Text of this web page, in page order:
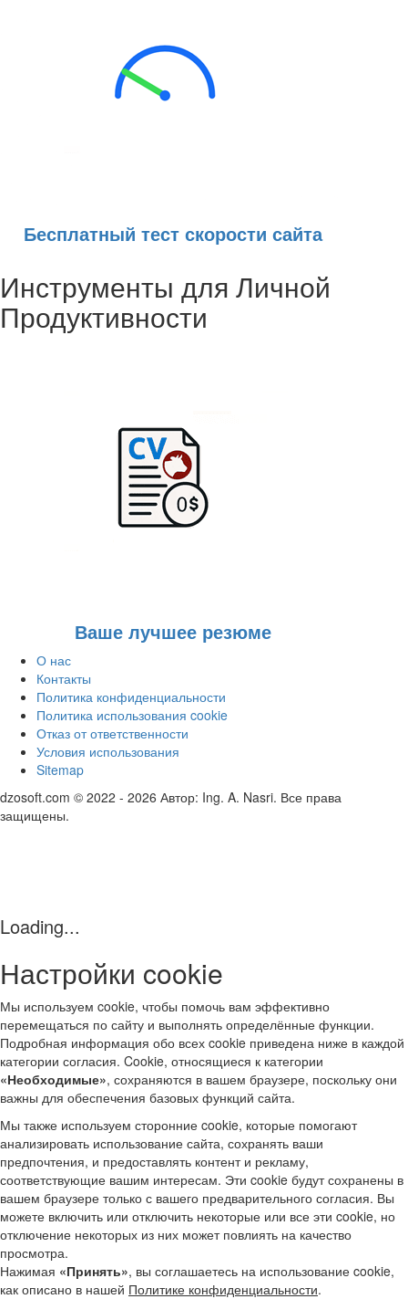
Бесплатный тест скорости сайта
Инструменты для Личной
Продуктивности
Ваше лучшее резюме
О нас
Контакты
Политика конфиденциальности
Политика использования cookie
Отказ от ответственности
Условия использования
Sitemap
dzosoft.com © 2022 - 2026 Автор: Ing. A. Nasri. Все права
защищены.
Loading...
Настройки cookie
Мы используем cookie, чтобы помочь вам эффективно
перемещаться по сайту и выполнять определённые функции.
Подробная информация обо всех cookie приведена ниже в каждой
категории согласия. Cookie, относящиеся к категории
«Необходимые», сохраняются в вашем браузере, поскольку они
важны для обеспечения базовых функций сайта.
Мы также используем сторонние cookie, которые помогают
анализировать использование сайта, сохранять ваши
предпочтения, и предоставлять контент и рекламу,
соответствующие вашим интересам. Эти cookie будут сохранены в
вашем браузере только с вашего предварительного согласия. Вы
можете включить или отключить некоторые или все эти cookie, но
отключение некоторых из них может повлиять на качество
просмотра.
Нажимая «Принять», вы соглашаетесь на использование cookie,
как описано в нашей Политике конфиденциальности.